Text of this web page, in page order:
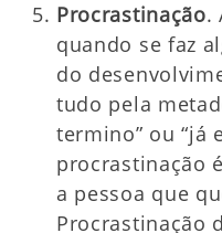
Procrastinação.
quando se faz
do
tudo pela
termino” ou “já
procrastinação
a pessoa que
Procrastinação